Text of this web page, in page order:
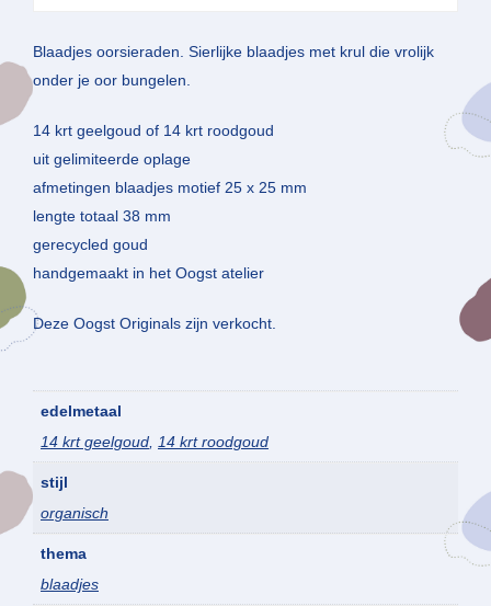
Blaadjes oorsieraden. Sierlijke blaadjes met krul die vrolijk
onder je oor bungelen.
14 krt geelgoud of 14 krt roodgoud
uit gelimiteerde oplage
afmetingen blaadjes motief 25 x 25 mm
lengte totaal 38 mm
gerecycled goud
handgemaakt in het Oogst atelier
Deze Oogst Originals zijn verkocht.
edelmetaal
14 krt geelgoud
14 krt roodgoud
stijl
organisch
thema
blaadjes